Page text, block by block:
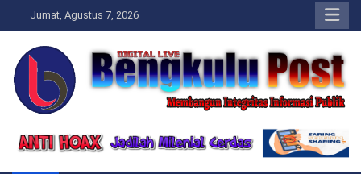
to
content
Jumat, Agustus 7, 2026
Bengkulupost.id